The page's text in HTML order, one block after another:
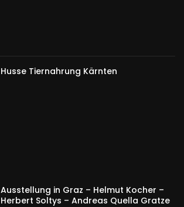
Husse Tiernahrung Kärnten
Ausstellung in Graz – Helmut Kocher –
Herbert Soltys – Andreas Quella Gratze